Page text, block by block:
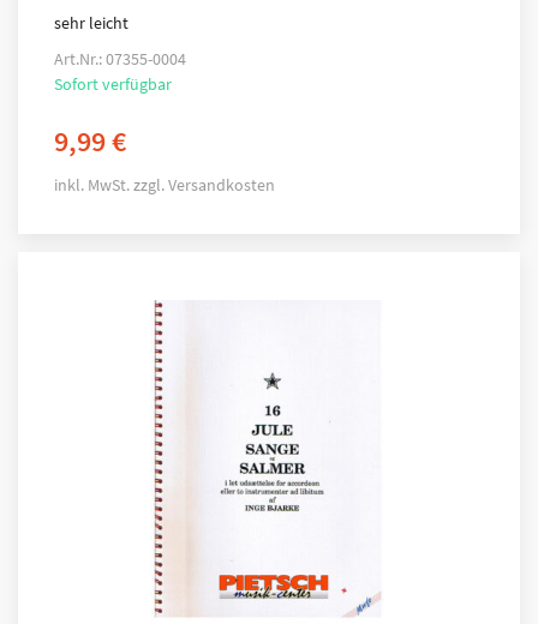
sehr leicht
Art.Nr.: 07355-0004
Sofort verfügbar
9,99€
inkl. MwSt.zzgl.Versandkosten